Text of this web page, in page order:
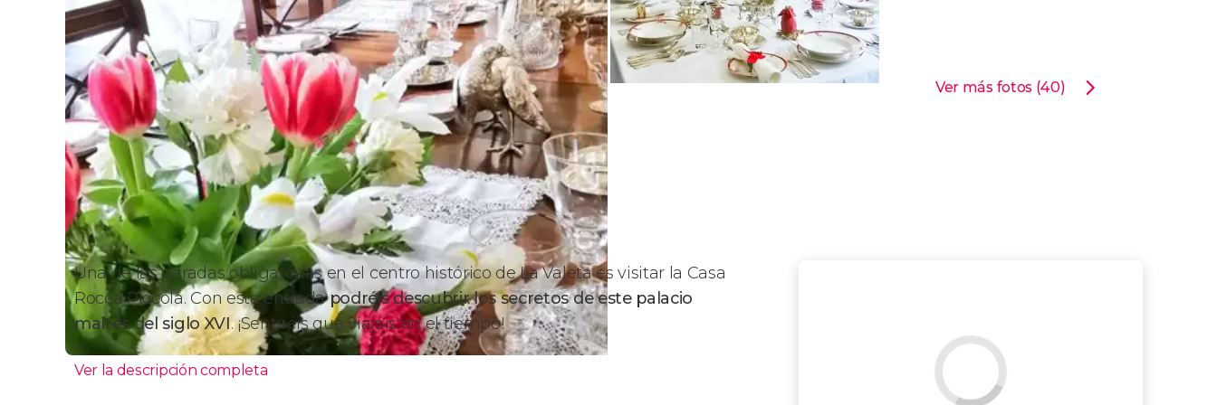
Ver más fotos (40)
Una de las paradas obligatorias en el centro histórico de La Valeta es visitar la Casa
Rocca Piccola. Con esta entradapodréis descubrir los secretos de este palacio
maltés del siglo XVI. ¡Sentiréis que viajáis en el tiempo!
Ver la descripción completa